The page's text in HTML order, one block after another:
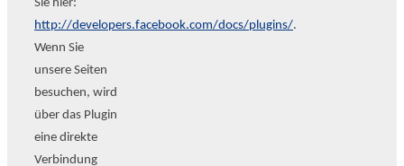
Sie hier:
http://developers.facebook.com/docs/plugins/.
Wenn Sie
unsere Seiten
besuchen, wird
über das Plugin
eine direkte
Verbindung